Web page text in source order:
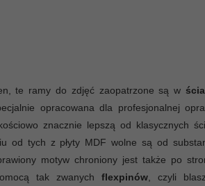
te ramy do zdjęć zaopatrzone są w
opracowana dla profesjonalnej
znacznie lepszą od klasycznych
od tych z płyty MDF wolne są od
motyw chroniony jest także po
tak zwanychflexpinów , czyli